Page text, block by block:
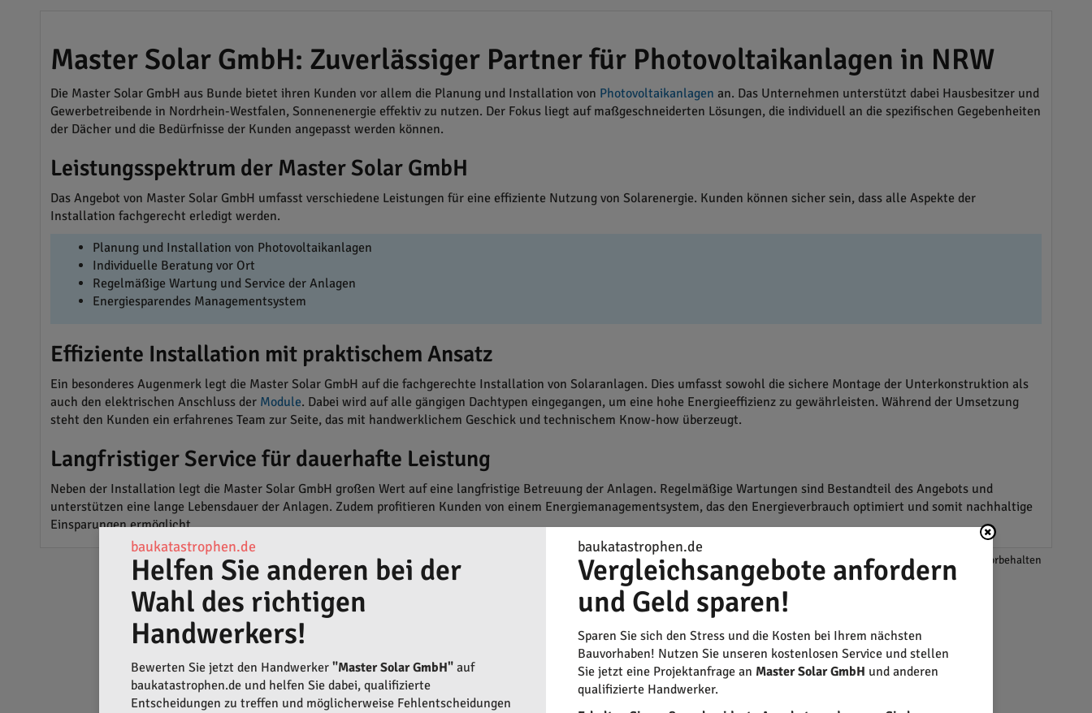
Master Solar GmbH: Zuverlässiger Partner für Photovoltaikanlagen in NRW
Die Master Solar GmbH aus Bunde bietet ihren Kunden vor allem die Planung und Installation von Photovoltaikanlagen an. Das Unternehmen unterstützt dabei Hausbesitzer und
Gewerbetreibende in Nordrhein-Westfalen, Sonnenenergie effektiv zu nutzen. Der Fokus liegt auf maßgeschneiderten Lösungen, die individuell an die spezifischen Gegebenheiten
der Dächer und die Bedürfnisse der Kunden angepasst werden können.
Leistungsspektrum der Master Solar GmbH
Das Angebot von Master Solar GmbH umfasst verschiedene Leistungen für eine effiziente Nutzung von Solarenergie. Kunden können sicher sein, dass alle Aspekte der
Installation fachgerecht erledigt werden.
Planung und Installation von Photovoltaikanlagen
Individuelle Beratung vor Ort
Regelmäßige Wartung und Service der Anlagen
Energiesparendes Managementsystem
Effiziente Installation mit praktischem Ansatz
Ein besonderes Augenmerk legt die Master Solar GmbH auf die fachgerechte Installation von Solaranlagen. Dies umfasst sowohl die sichere Montage der Unterkonstruktion als
auch den elektrischen Anschluss der Module. Dabei wird auf alle gängigen Dachtypen eingegangen, um eine hohe Energieeffizienz zu gewährleisten. Während der Umsetzung
steht den Kunden ein erfahrenes Team zur Seite, das mit handwerklichem Geschick und technischem Know-how überzeugt.
Langfristiger Service für dauerhafte Leistung
Neben der Installation legt die Master Solar GmbH großen Wert auf eine langfristige Betreuung der Anlagen. Regelmäßige Wartungen sind Bestandteil des Angebots und
unterstützen eine lange Lebensdauer der Anlagen. Zudem profitieren Kunden von einem Energiemanagementsystem, das den Energieverbrauch optimiert und somit nachhaltige
Einsparungen ermöglicht.
*Änderungen und Irrtümer vorbehalten
baukatastrophen.de
Helfen Sie anderen bei der
Wahl des richtigen
Handwerkers!
Bewerten Sie jetzt den Handwerker "Master Solar GmbH" auf
baukatastrophen.de und helfen Sie dabei, qualifizierte
Entscheidungen zu treffen und möglicherweise Fehlentscheidungen
baukatastrophen.de
Vergleichsangebote anfordern
und Geld sparen!
Sparen Sie sich den Stress und die Kosten bei Ihrem nächsten
Bauvorhaben! Nutzen Sie unseren kostenlosen Service und stellen
Sie jetzt eine Projektanfrage an Master Solar GmbH und anderen
qualifizierte Handwerker.